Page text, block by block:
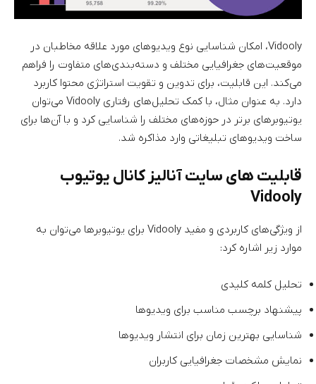
Vidooly، امکان شناسایی نوع ویدیوهای مورد علاقه مخاطبان در
موقعیت‌های جغرافیایی مختلف و دسته‌بندی‌های متفاوت را فراهم
می‌کند. این قابلیت، برای تدوین و تقویت استراتژی محتوا کاربرد
دارد. به عنوان مثال، با کمک تحلیل‌های رفتاری Vidooly می‌توان
یوتیوبرهای برتر در حوزه‌های مختلف را شناسایی کرد و با آن‌ها برای
ساخت ویدیوهای تبلیغاتی وارد مذاکره شد.
قابلیت های سایت آنالیز کانال یوتیوب
Vidooly
از ویژگی‌های کاربردی و مفید Vidooly برای یوتیوبرها می‌توان به
موارد زیر اشاره کرد:
تحلیل کلمه کلیدی
پیشنهاد برچسب مناسب برای ویدیوها
شناسایی بهترین زمان برای انتشار ویدیوها
نمایش مشخصات جغرافیایی کاربران